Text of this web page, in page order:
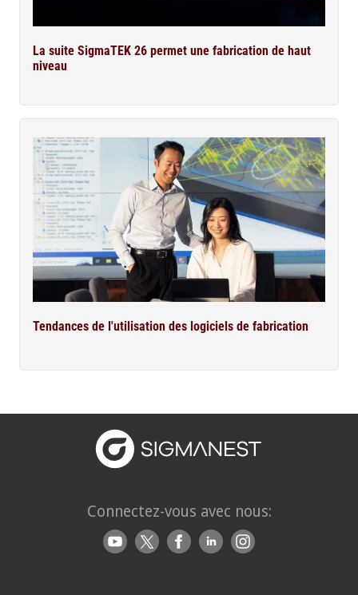
La suite SigmaTEK 26 permet une fabrication de haut
niveau
Tendances de l'utilisation des logiciels de fabrication
Connectez-vous avec nous: